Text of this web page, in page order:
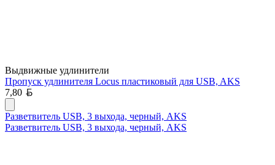
Выдвижные удлинители
Пропуск удлинителя Locus пластиковый для USB, AKS
7,80
Разветвитель USB, 3 выхода, черный, AKS
Разветвитель USB, 3 выхода, черный, AKS